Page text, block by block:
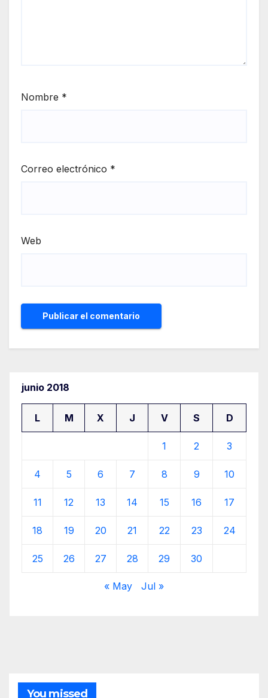
Nombre *
Correo electrónico *
Web
junio 2018
L M X J V S D
1 2 3
4 5 6 7 8 9 10
11 12 13 14 15 16 17
18 19 20 21 22 23 24
25 26 27 28 29 30
« May Jul »
You missed